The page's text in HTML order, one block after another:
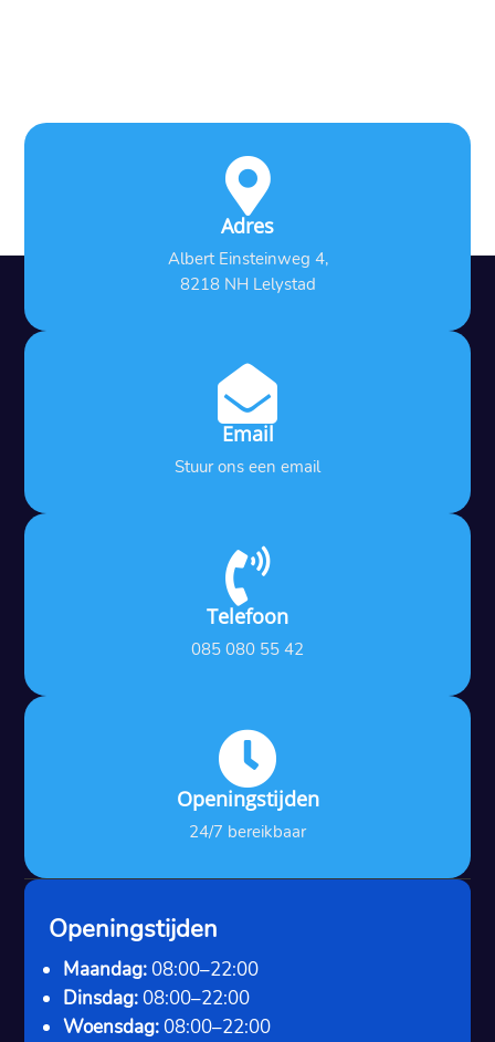

Adres
Albert Einsteinweg 4,
8218 NH Lelystad

Email
Stuur ons een email

Telefoon
085 080 55 42

Openingstijden
24/7 bereikbaar
Openingstijden
Maandag: 08:00–22:00
Dinsdag: 08:00–22:00
Woensdag: 08:00–22:00